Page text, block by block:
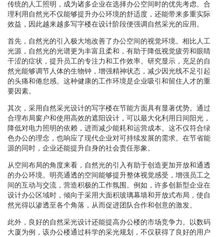
传统的人工照明，成为诸多企业在选择办公空间时的优先考虑。合
理利用自然光不仅能够提升办公环境的舒适度，还能带来多重实际
效益，因此越来越多写字楼在设计阶段便强调自然采光的应用。
首先，自然光的引入极大地改善了办公空间的视觉环境。相比人工
光源，自然光的光谱更为丰富且柔和，有助于降低视觉疲劳和眼睛
干涩的症状，提升员工的专注力和工作效率。研究显示，充足的自
然光能够调节人体的生物钟，增强精神状态，减少因光线不足引起
的头痛和倦怠感。这种健康的工作环境是企业吸引和留住人才的重
要因素。
其次，采用自然采光设计的写字楼在节能方面具有显著优势。通过
合理布局窗户和使用高效的遮阳设计，可以最大化利用日间阳光，
降低对电力照明的依赖，进而减少能耗和运营成本。这不仅符合绿
色办公的理念，也响应了现代企业对可持续发展的需求。在节省能
源的同时，企业还能提升自身的社会责任形象。
从空间布局的角度来看，自然光的引入有助于创造更加开放和通透
的办公环境。明亮通透的空间能够提升整体视觉感受，增强员工之
间的互动与交流，营造积极的工作氛围。例如，许多创新型企业在
设计办公区域时，倾向于采用大面积玻璃幕墙和开放式布局，使自
然光得以渗透至各个角落，从而促进团队合作和创意的激发。
此外，良好的自然采光设计还能提高办公楼的市场竞争力。以数码
大厦为例，该办公楼通过科学的采光规划，不仅获得了良好的用户